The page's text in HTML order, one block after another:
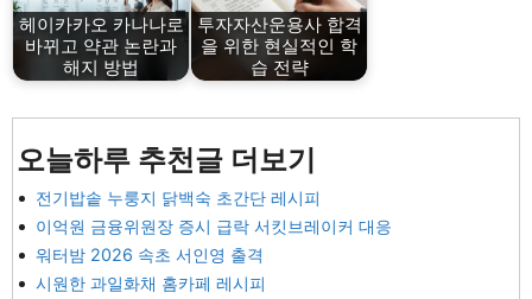
헤이카카오 카나나로
바뀌고 약관 논란과
해지 방법
투자자산운용사 합격
을 위한 현실적인 학
습 전략
오늘하루 추천글 더보기
전기밥솥 누룽지 닭백숙 초간단 레시피
이억원 금융위원장 증시 급락 서킷브레이커 대응
워터밤 2026 속초 서인영 출격
시원한 과일화채 홈카페 레시피